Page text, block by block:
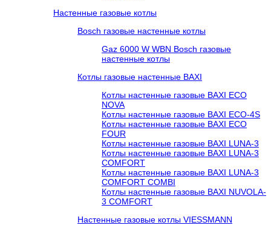
Настенные газовые котлы
Bosch газовые настенные котлы
Gaz 6000 W WBN Bosch газовые
настенные котлы
Котлы газовые настенные BAXI
Котлы настенные газовые BAXI ECO
NOVA
Котлы настенные газовые BAXI ECO-4S
Котлы настенные газовые BAXI ECO
FOUR
Котлы настенные газовые BAXI LUNA-3
Котлы настенные газовые BAXI LUNA-3
COMFORT
Котлы настенные газовые BAXI LUNA-3
COMFORT COMBI
Котлы настенные газовые BAXI NUVOLA-
3 COMFORT
Настенные газовые котлы VIESSMANN